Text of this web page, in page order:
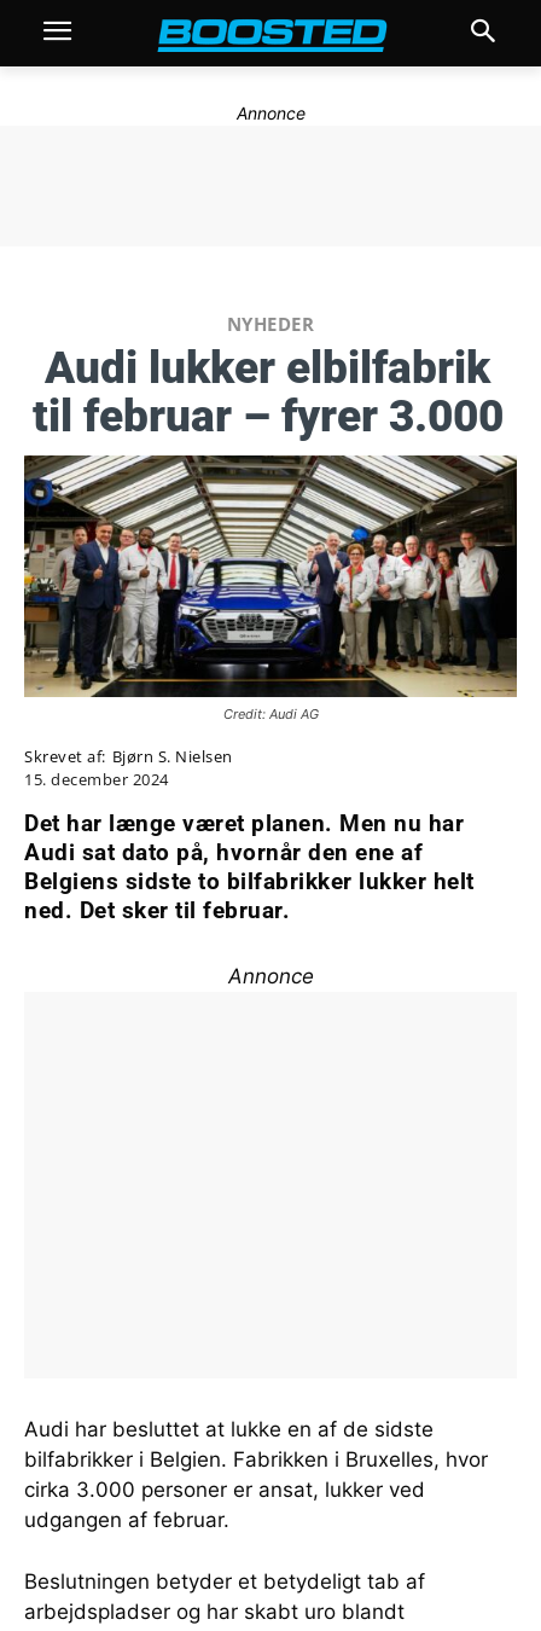
Annonce
NYHEDER
Audi lukker elbilfabrik
til februar – fyrer 3.000
Credit: Audi AG
Skrevet af: Bjørn S. Nielsen
15. december 2024
Det har længe været planen. Men nu har
Audi sat dato på, hvornår den ene af
Belgiens sidste to bilfabrikker lukker helt
ned. Det sker til februar.
Annonce
Audi har besluttet at lukke en af de sidste
bilfabrikker i Belgien. Fabrikken i Bruxelles, hvor
cirka 3.000 personer er ansat, lukker ved
udgangen af februar.
Beslutningen betyder et betydeligt tab af
arbejdspladser og har skabt uro blandt